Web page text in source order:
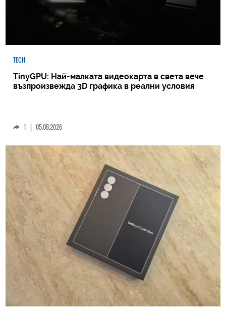
TECH
TinyGPU: Най-малката видеокарта в света вече
възпроизвежда 3D графика в реални условия
1 | 05.08.2026